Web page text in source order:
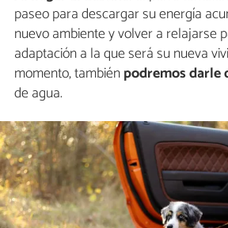
paseo para descargar su energía
nuevo ambiente y volver a relajarse
adaptación a la que será su nueva
momento, tambiénpodremos darle
de agua.